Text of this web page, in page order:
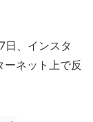
、インスタ
ーネット上で反